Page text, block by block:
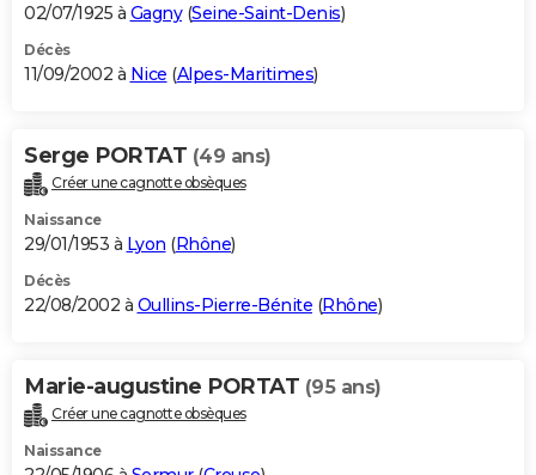
02/07/1925 à Gagny(Seine-Saint-Denis)
Décès
11/09/2002 à Nice (Alpes-Maritimes)
Serge PORTAT (49 ans)
Créer une cagnotte obsèques
Naissance
29/01/1953 à Lyon (Rhône)
Décès
22/08/2002 à Oullins-Pierre-Bénite (Rhône)
Marie-augustine PORTAT (95 ans)
Créer une cagnotte obsèques
Naissance